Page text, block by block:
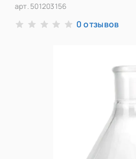
арт. 501203156
0 отзывов